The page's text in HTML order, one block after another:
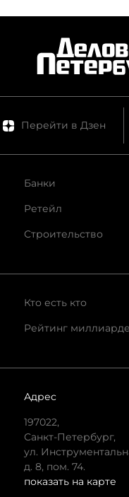
Перейти в Дзен
Банки
Ретейл
Строительство
Кто есть кто
Рейтинг
Адрес
197022,
Санкт-Петербург,
ул.
д. 8, пом. 74.
показать на карте